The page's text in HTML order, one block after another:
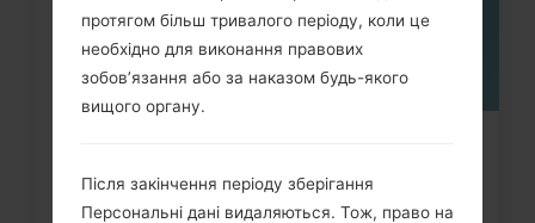
LG G3, G4, G5, G7 та...
протягом більш тривалого періоду, коли це
необхідно для виконання правових
зобов’язання або за наказом будь-якого
вищого органу.
Після закінчення періоду зберігання
Персональні дані видаляються. Тож, право на